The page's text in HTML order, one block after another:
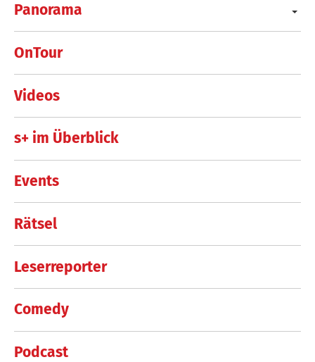
Panorama
OnTour
Videos
s+ im Überblick
Events
Rätsel
Leserreporter
Comedy
Podcast